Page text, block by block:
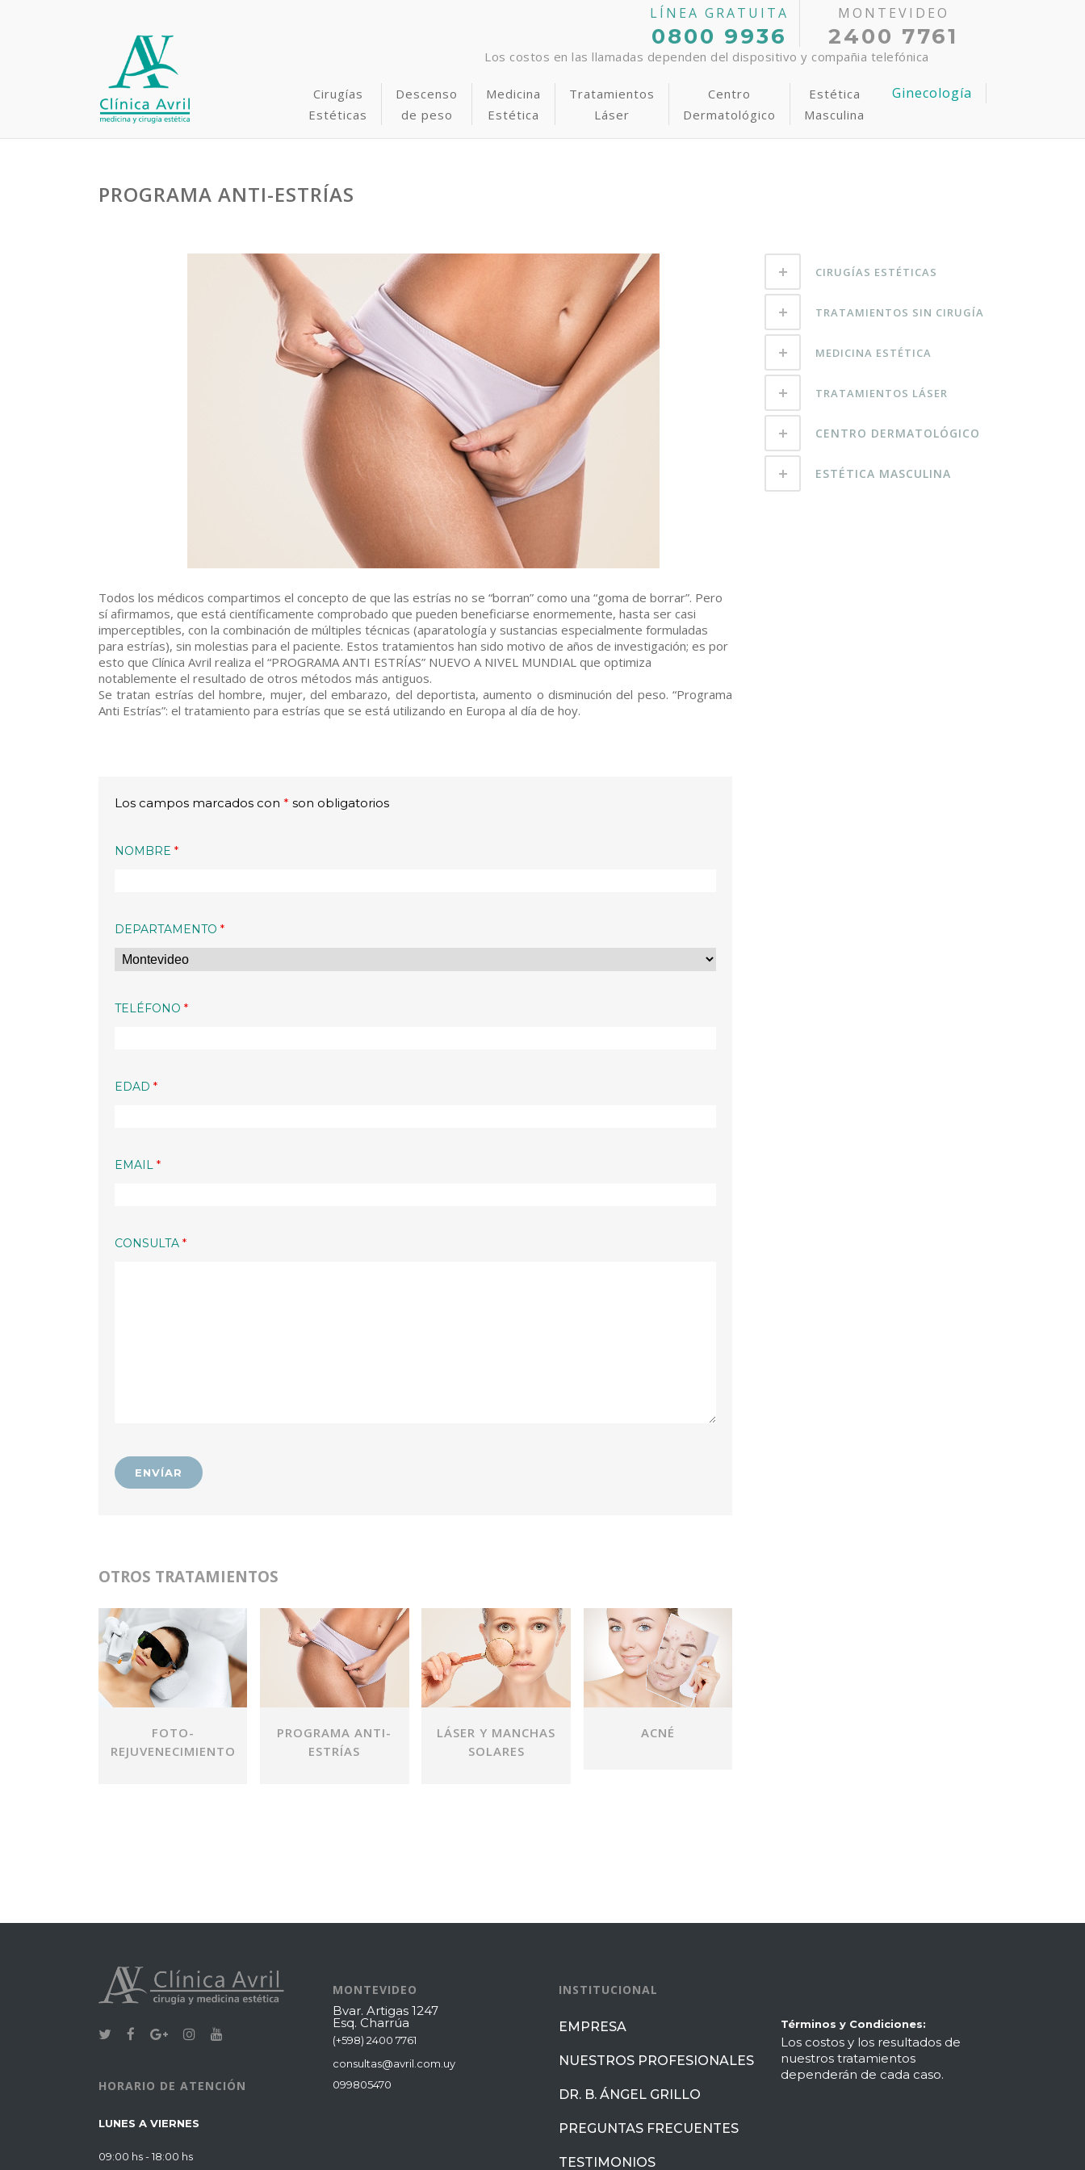
MONTEVIDEO
2400 7761
LÍNEA GRATUITA
0800 9936
Los costos en las llamadas dependen del dispositivo y compañia telefónica
Cirugías
Estéticas
Cirugía Íntima
Abdominoplastia
Aumento o reducción de
senos
Rinoplastia y Cirugías
Faciales
Microimplante capilar
Descenso
de peso
Medicina
Estética
Clínica Adelgazamiento
Dieta Anti Ansiedad
Tratamiento de Celulitis
Várices y Varículas
Acné
Tratamientos
Láser
Remoción de tatuajes
Centro
Dermatológico
Sudoración Axilar
Láser y Manchas Solares
Foto-rejuvenecimiento
Rosácea
Estética
Masculina
Ginecología
PROGRAMA ANTI-ESTRÍAS
Todos los médicos compartimos el concepto de que las estrías no se “borran” como una “goma de borrar”. Pero
sí afirmamos, que está científicamente comprobado que pueden beneficiarse enormemente, hasta ser casi
imperceptibles, con la combinación de múltiples técnicas (aparatología y sustancias especialmente formuladas
para estrías), sin molestias para el paciente. Estos tratamientos han sido motivo de años de investigación; es por
esto que Clínica Avril realiza el “PROGRAMA ANTI ESTRÍAS” NUEVO A NIVEL MUNDIAL que optimiza
notablemente el resultado de otros métodos más antiguos.
Se tratan estrías del hombre, mujer, del embarazo, del deportista, aumento o disminución del peso. “Programa
Anti Estrías”: el tratamiento para estrías que se está utilizando en Europa al día de hoy.
Los campos marcados con * son obligatorios
NOMBRE *
DEPARTAMENTO *
TELÉFONO *
EDAD *
EMAIL *
CONSULTA *
OTROS TRATAMIENTOS
VER
FOTO-
REJUVENECIMIENTO
VER
PROGRAMA ANTI-
ESTRÍAS
VER
LÁSER Y MANCHAS
SOLARES
VER
ACNÉ
CIRUGÍAS ESTÉTICAS
TRATAMIENTOS SIN CIRUGÍA
MEDICINA ESTÉTICA
TRATAMIENTOS LÁSER
CENTRO DERMATOLÓGICO
ESTÉTICA MASCULINA
HORARIO DE ATENCIÓN
LUNES A VIERNES
09:00 hs - 18:00 hs
MONTEVIDEO
Bvar. Artigas 1247
Esq. Charrúa
(+598) 2400 7761
consultas@avril.com.uy
099805470
INSTITUCIONAL
EMPRESA
NUESTROS PROFESIONALES
DR. B. ÁNGEL GRILLO
PREGUNTAS FRECUENTES
TESTIMONIOS
Términos y Condiciones:
Los costos y los resultados de
nuestros tratamientos
dependerán de cada caso.